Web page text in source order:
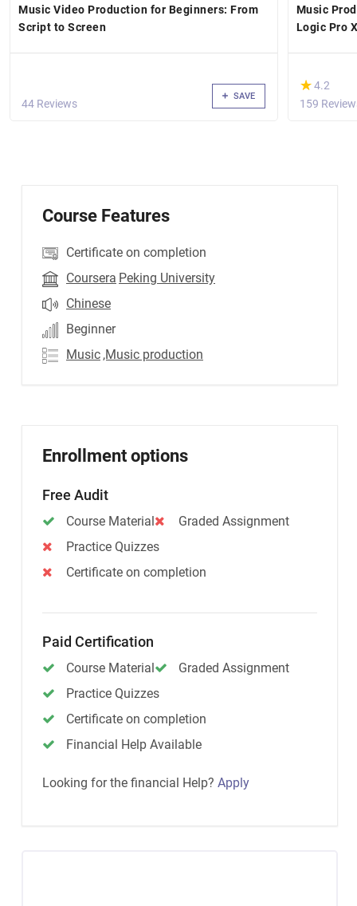
Music Video Production for Beginners: From
Script to Screen
44 Reviews
SAVE
Music
Logic Pro
(*)
★
★4.2
159
Course Features
Certificate on completion
Coursera Peking University
Chinese
Beginner
Music ,Music production
Enrollment options
Free Audit
Course Material
Graded Assignment
Practice Quizzes
Certificate on completion
Paid Certification
Course Material
Graded Assignment
Practice Quizzes
Certificate on completion
Financial Help Available
Looking for the financial Help? Apply